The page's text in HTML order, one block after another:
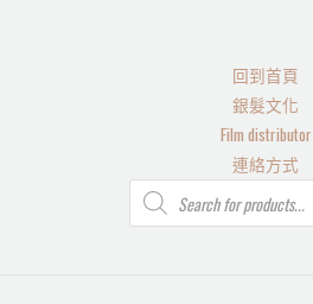
回到首頁
銀髮文化
Film distributor
連絡方式
Products
search